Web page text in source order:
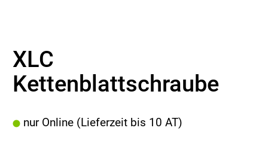
XLC
Kettenblattschraube
nur Online (Lieferzeit bis 10 AT)